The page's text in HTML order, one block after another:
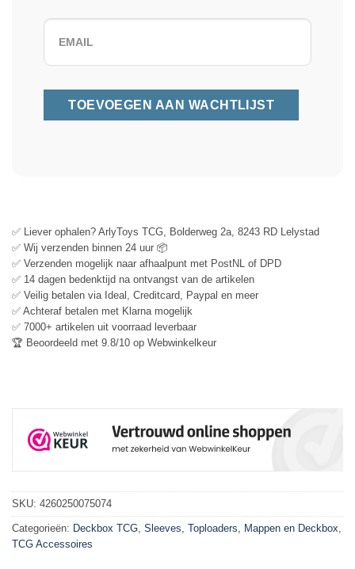
✅ Liever ophalen? ArlyToys TCG, Bolderweg 2a, 8243 RD Lelystad
✅ Wij verzenden binnen 24 uur 📦
✅ Verzenden mogelijk naar afhaalpunt met PostNL of DPD
✅ 14 dagen bedenktijd na ontvangst van de artikelen
✅ Veilig betalen via Ideal, Creditcard, Paypal en meer
✅ Achteraf betalen met Klarna mogelijk
✅ 7000+ artikelen uit voorraad leverbaar
🏆 Beoordeeld met 9.8/10 op Webwinkelkeur
SKU: 4260250075074
Categorieën: Deckbox TCG Sleeves, Toploaders, Mappen en Deckbox
TCG Accessoires